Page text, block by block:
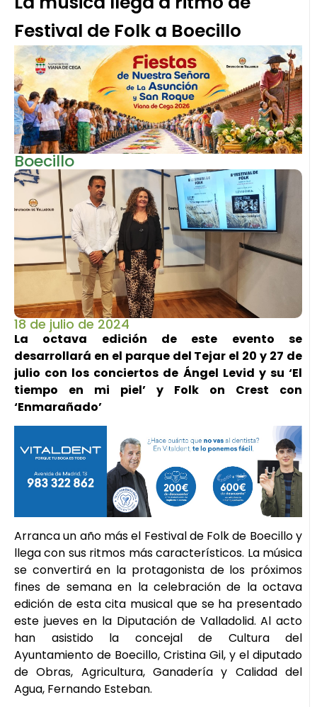
Festival de Folk a Boecillo
Boecillo
18 de julio de 2024
La octava edición de este evento se
desarrollará en el parque del Tejar el 20 y 27 de
julio con los conciertos de Ángel Levid y su ‘El
tiempo en mi piel’ y Folk on Crest con
‘Enmarañado’
Arranca un año más el Festival de Folk de Boecillo y
llega con sus ritmos más característicos. La música
se convertirá en la protagonista de los próximos
fines de semana en la celebración de la octava
edición de esta cita musical que se ha presentado
este jueves en la Diputación de Valladolid. Al acto
han asistido la concejal de Cultura del
Ayuntamiento de Boecillo, Cristina Gil, y el diputado
de Obras, Agricultura, Ganadería y Calidad del
Agua, Fernando Esteban.